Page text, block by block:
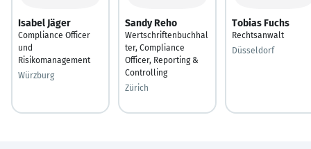
Isabel Jäger
Compliance Officer
und
Risikomanagement
Würzburg
Sandy Reho
Wertschriftenbuchhal
ter, Compliance
Officer, Reporting &
Controlling
Zürich
Tobias Fuchs
Rechtsanwalt
Düsseldorf